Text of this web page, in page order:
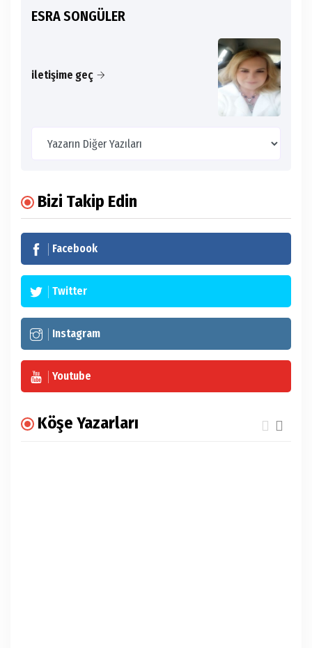
ESRA SONGÜLER
iletişime geç
Bizi Takip Edin
Facebook
Twitter
Instagram
Youtube
Köşe Yazarları